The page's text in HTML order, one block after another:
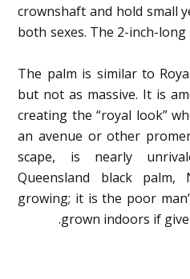
crownshaft and hold small
both sexes. The 2-inch-
The palm is similar to
but not as massive. It is
creating the “royal look”
an avenue or other
scape, is nearly
Queensland black palm,
growing; it is the poor
grown indoors if